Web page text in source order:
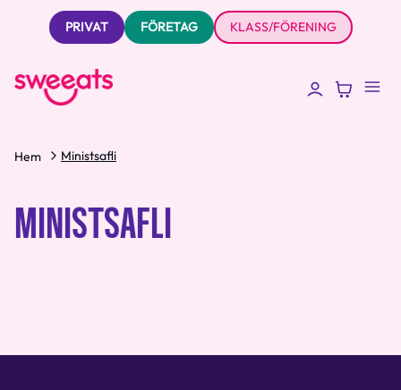
PRIVAT FÖRETAG KLASS/FÖRENING
Hem Ministsafli
MINISTSAFLI